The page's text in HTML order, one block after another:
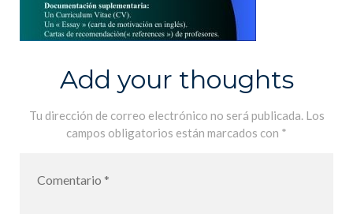
Add your thoughts
Tu dirección de correo electrónico no será publicada. Los
campos obligatorios están marcados con *